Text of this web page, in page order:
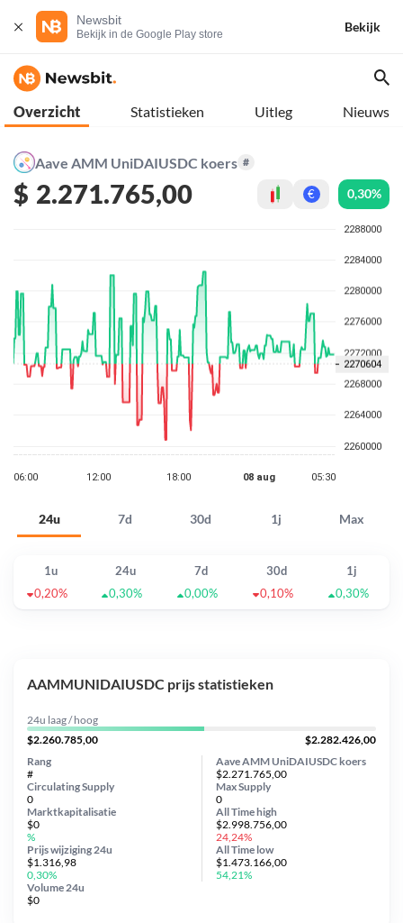
Newsbit
Bekijk in de Google Play store
Bekijk
Overzicht Statistieken Uitleg Nieuws
Aave AMM UniDAIUSDC koers #
$ 2.271.765,00 € 0,30%
24u 7d 30d 1j Max
1u 24u 7d 30d
1j
0,20%
0,30% 0,00% 0,10% 0,30%
AAMMUNIDAIUSDC prijs statistieken
24u laag / hoog
$2.260.785,00
$2.282.426,00
Aave AMM UniDAIUSDC koers
$2.271.765,00
Circulating Supply
0
Prijs wijziging 24u
$1.316,98
0,30%
Max Supply
0
Marktkapitalisatie
$0
%
Volume 24u
$0
Rang
#
All Timehigh
$2.998.756,00
24,24%
All Time low
$1.473.166,00
54,21%